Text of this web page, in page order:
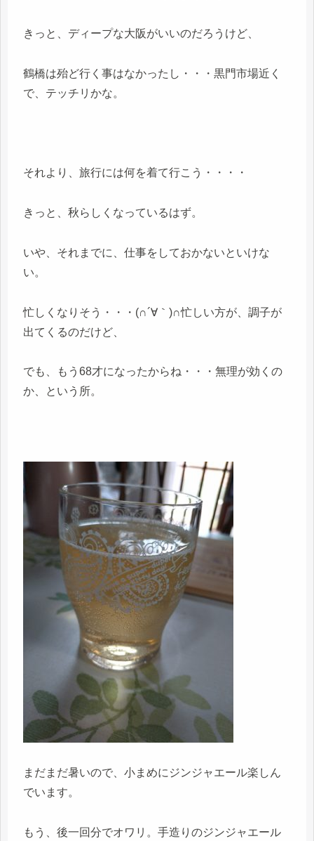
きっと、ディープな大阪がいいのだろうけど、
鶴橋は殆ど行く事はなかったし・・・黒門市場近く
で、テッチリかな。
それより、旅行には何を着て行こう・・・・
きっと、秋らしくなっているはず。
いや、それまでに、仕事をしておかないといけな
い。
忙しくなりそう・・・(∩´∀｀)∩忙しい方が、調子が
出てくるのだけど、
でも、もう68才になったからね・・・無理が効くの
か、という所。
まだまだ暑いので、小まめにジンジャエール楽しん
でいます。
もう、後一回分でオワリ。手造りのジンジャエール